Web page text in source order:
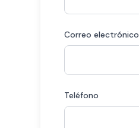
Correo electrónico
Teléfono